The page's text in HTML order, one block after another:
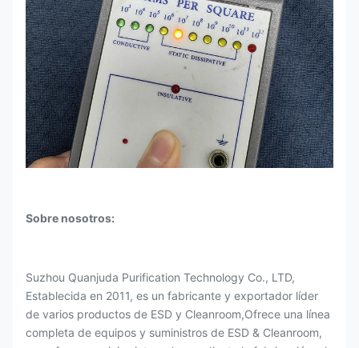
Sobre nosotros:
Suzhou Quanjuda Purification Technology Co., LTD,
Establecida en 2011, es un fabricante y exportador líder
de varios productos de ESD y Cleanroom,Ofrece una línea
completa de equipos y suministros de ESD & Cleanroom,